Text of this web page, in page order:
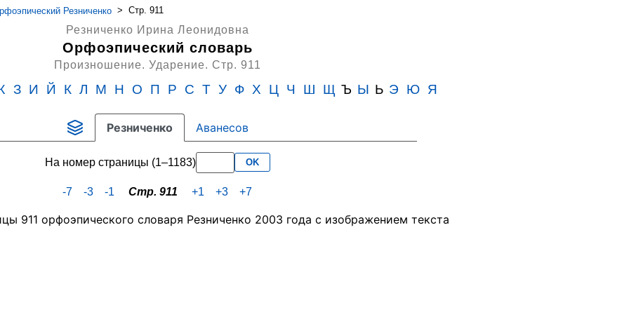
Резниченко > Стр. 911
Резниченко Ирина Леонидовна
Орфоэпический словарь
Произношение. Ударение. Стр. 911
З И Й К Л М Н О П Р С Т У Ф Х Ц Ч Ш Щ Ъ Ы Ь Э Ю Я
Резниченко Аванесов
На номер страницы (1–1183) OK
-7 -3 -1 Стр. 911 +1 +3 +7